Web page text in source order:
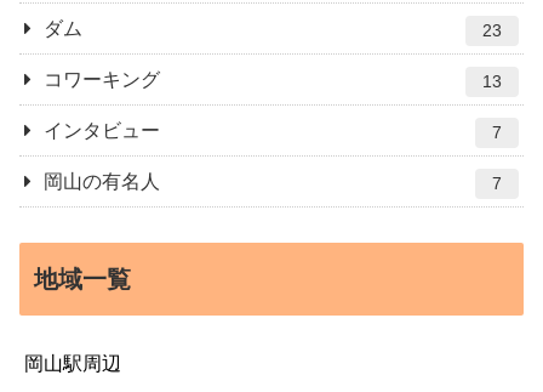
ダム 23
コワーキング 13
インタビュー 7
岡山の有名人 7
地域一覧
岡山駅周辺